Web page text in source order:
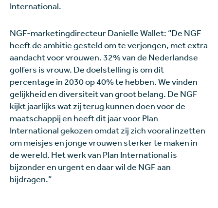
International.
NGF-marketingdirecteur Danielle Wallet: “De NGF
heeft de ambitie gesteld om te verjongen, met extra
aandacht voor vrouwen. 32% van de Nederlandse
golfers is vrouw. De doelstelling is om dit
percentage in 2030 op 40% te hebben. We vinden
gelijkheid en diversiteit van groot belang. De NGF
kijkt jaarlijks wat zij terug kunnen doen voor de
maatschappij en heeft dit jaar voor Plan
International gekozen omdat zij zich vooral inzetten
om meisjes en jonge vrouwen sterker te maken in
de wereld. Het werk van Plan International is
bijzonder en urgent en daar wil de NGF aan
bijdragen.”